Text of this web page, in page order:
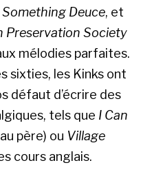
Something Deuce, et
Preservation Society
mélodies parfaites.
sixties, les Kinks ont
défaut d’écrire des
tels que I Can
père) ou Village
cours anglais.